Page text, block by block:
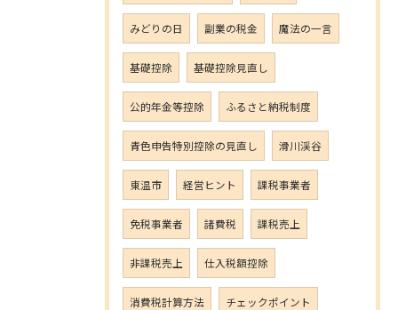
みどりの日 副業の税金 魔法の一言
基礎控除 基礎控除見直し
公的年金等控除 ふるさと納税制度
青色申告特別控除の見直し 滑川渓谷
東温市 経営ヒント 課税事業者
免税事業者 諸費税 課税売上
非課税売上 仕入税額控除
消費税計算方法 チェックポイント